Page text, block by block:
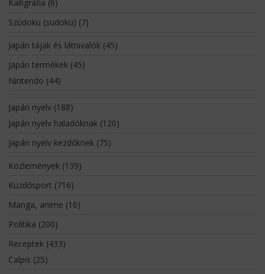
Kalligráfia (6)
Szúdoku (sudoku) (7)
Japán tájak és látnivalók(45)
Japán termékek(45)
Nintendo (44)
Japán nyelv(188)
Japán nyelv haladóknak(120)
Japán nyelv kezdőknek(75)
Közlemények(139)
Küzdősport (716)
Manga, anime (16)
Politika (200)
Receptek(433)
Calpis (25)